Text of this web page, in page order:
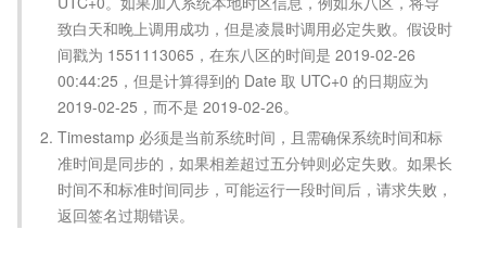
致白天和晚上调用成功，但是凌晨时调用必定失败。假设时
间戳为 1551113065，在东八区的时间是 2019-02-26
00:44:25，但是计算得到的 Date 取 UTC+0 的日期应为
2019-02-25，而不是 2019-02-26。
Timestamp 必须是当前系统时间，且需确保系统时间和标
准时间是同步的，如果相差超过五分钟则必定失败。如果长
时间不和标准时间同步，可能运行一段时间后，请求失败，
返回签名过期错误。